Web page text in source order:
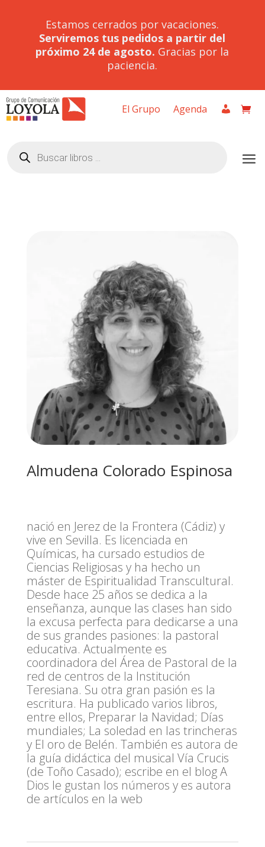
Estamos cerrados por vacaciones.
Serviremos tus pedidos a partir del
próximo 24 de agosto. Gracias por la
paciencia.
El Grupo Agenda
productos
Almudena Colorado Espinosa
nació en Jerez de la Frontera (Cádiz) y
vive en Sevilla. Es licenciada en
Químicas, ha cursado estudios de
Ciencias Religiosas y ha hecho un
máster de Espiritualidad Transcultural.
Desde hace 25 años se dedica a la
enseñanza, aunque las clases han sido
la excusa perfecta para dedicarse a una
de sus grandes pasiones: la pastoral
educativa. Actualmente es
coordinadora del Área de Pastoral de la
red de centros de la Institución
Teresiana. Su otra gran pasión es la
escritura. Ha publicado varios libros,
entre ellos, Preparar la Navidad; Días
mundiales; La soledad en las trincheras
y El oro de Belén. También es autora de
la guía didáctica del musical Vía Crucis
(de Toño Casado); escribe en el blog A
Dios le gustan los números y es autora
de artículos en la web